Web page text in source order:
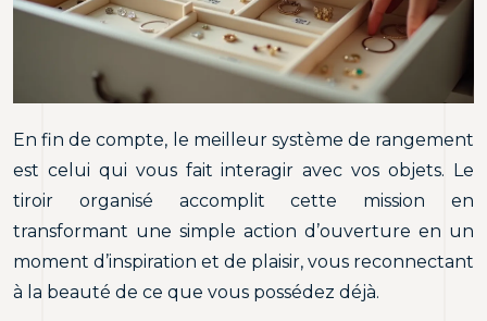
En fin de compte, le meilleur système de rangement
est celui qui vous fait interagir avec vos objets. Le
tiroir organisé accomplit cette mission en
transformant une simple action d’ouverture en un
moment d’inspiration et de plaisir, vous reconnectant
à la beauté de ce que vous possédez déjà.